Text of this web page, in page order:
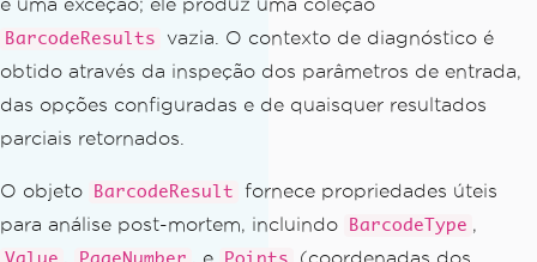
Exception block below
Console
.Error .WriteLine($ "Missing
native dependency: {ex.Message}");
IronBarCodeException
)
{
specific error not matched by the bloc
ks above
Console.Error .WriteLine($"IronBarc
é uma exceção; ele produz uma coleção
BarcodeResults
vazia. O contexto de diagnóstico é
obtido através da inspeção dos parâmetros de entrada,
das opções configuradas e de quaisquer resultados
parciais retornados.
O objeto BarcodeResult
fornece propriedades úteis
para análise post-mortem, incluindo
BarcodeType ,
, , e
(coordenadas dos